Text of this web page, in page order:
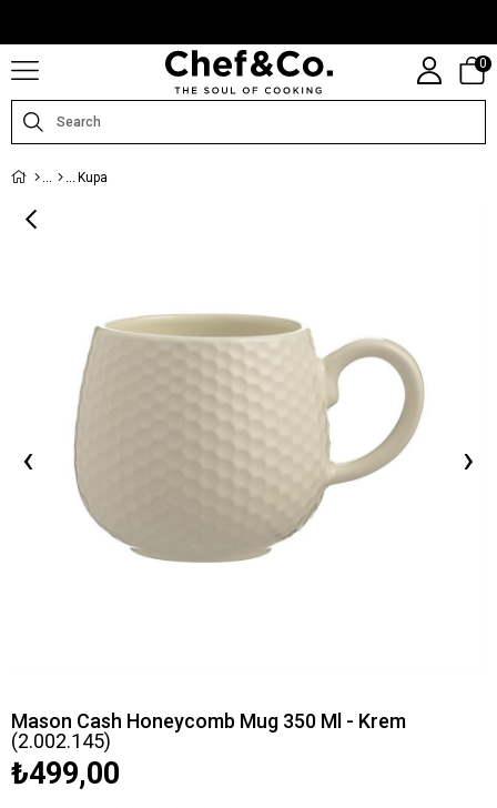
0
Kupa
‹ ›
Mason Cash Honeycomb Mug 350 Ml - Krem
(2.002.145)
₺499,00